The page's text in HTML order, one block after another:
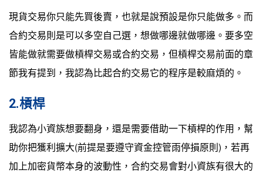
現貨交易你只能先買後賣，也就是說預設是你只能做多。而
合約交易則是可以多空自己選，想做哪邊就做哪邊。要多空
皆能做就需要做槓桿交易或合約交易，但槓桿交易前面的章
節我有提到，我認為比起合約交易它的程序是較麻煩的。
2.槓桿
我認為小資族想要翻身，還是需要借助一下槓桿的作用，幫
助你把獲利擴大(前提是要遵守資金控管雨停損原則)，若再
加上加密貨幣本身的波動性，合約交易會對小資族有很大的